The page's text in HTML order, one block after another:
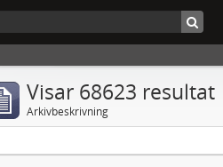
Visar 68623 resultat
Arkivbeskrivning